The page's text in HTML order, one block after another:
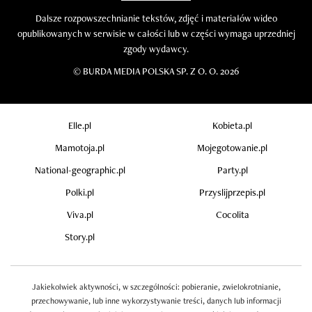
Dalsze rozpowszechnianie tekstów, zdjęć i materiałów wideo
opublikowanych w serwisie w całości lub w części wymaga uprzedniej
zgody wydawcy.
© BURDA MEDIA POLSKA SP. Z O. O. 2026
Elle.pl
Kobieta.pl
Mamotoja.pl
Mojegotowanie.pl
National-geographic.pl
Party.pl
Polki.pl
Przyslijprzepis.pl
Viva.pl
Cocolita
Story.pl
Jakiekolwiek aktywności, w szczególności: pobieranie, zwielokrotnianie,
przechowywanie, lub inne wykorzystywanie treści, danych lub informacji